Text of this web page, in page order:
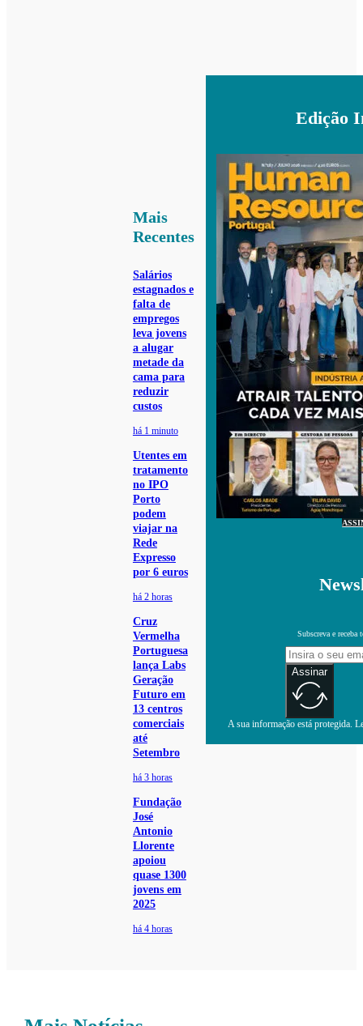
Mais
Recentes
Salários
estagnados e
falta de
empregos
leva jovens
a alugar
metade da
cama para
reduzir
custos
há 1 minuto
Utentes em
tratamento
no IPO
Porto
podem
viajar na
Rede
Expresso
por 6 euros
há 2 horas
Cruz
Vermelha
Portuguesa
lança Labs
Geração
Futuro em
13 centros
comerciais
até
Setembro
há 3 horas
Fundação
José
Antonio
Llorente
apoiou
quase 1300
jovens em
2025
há 4 horas
Edição
Subscreva e receba
Assinar
A sua informação está protegida.